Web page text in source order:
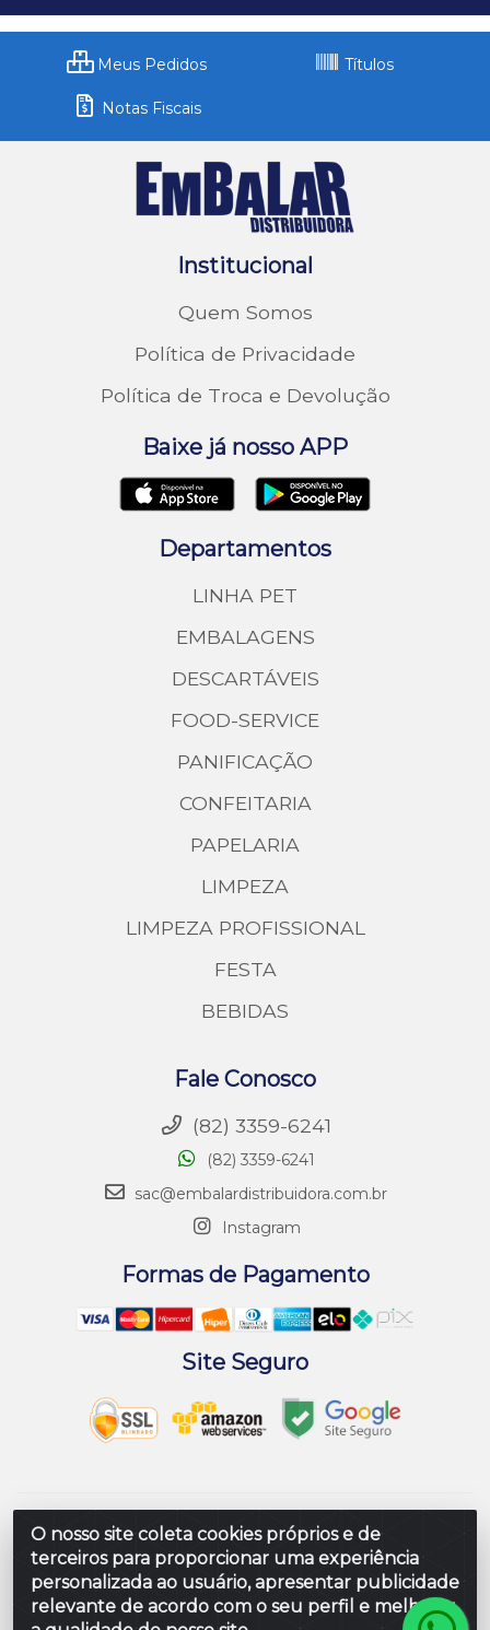
O nosso site coleta cookies próprios e de
terceiros para proporcionar uma experiência
personalizada ao usuário, apresentar publicidade
relevante de acordo com o seu perfil e melhorar
Meus Pedidos Títulos
Notas Fiscais
Institucional
Quem Somos
Política de Privacidade
Política de Troca e Devolução
Baixe já nosso APP
Departamentos
LINHA PET
EMBALAGENS
DESCARTÁVEIS
FOOD-SERVICE
PANIFICAÇÃO
CONFEITARIA
PAPELARIA
LIMPEZA
LIMPEZA PROFISSIONAL
FESTA
BEBIDAS
Fale Conosco
(82) 3359-6241
(82) 3359-6241
sac@embalardistribuidora.com.br
Instagram
Formas de Pagamento
Site Seguro
Embalar Distribuidora de Embalagens LTDA - Rodovia
Br 104 Al, Loteamento Paraiso, S/N - Prefeito Antonio L
de Souza, Rio Largo/AL - CEP 57100-000 - CNPJ
10.347.424/0001-80